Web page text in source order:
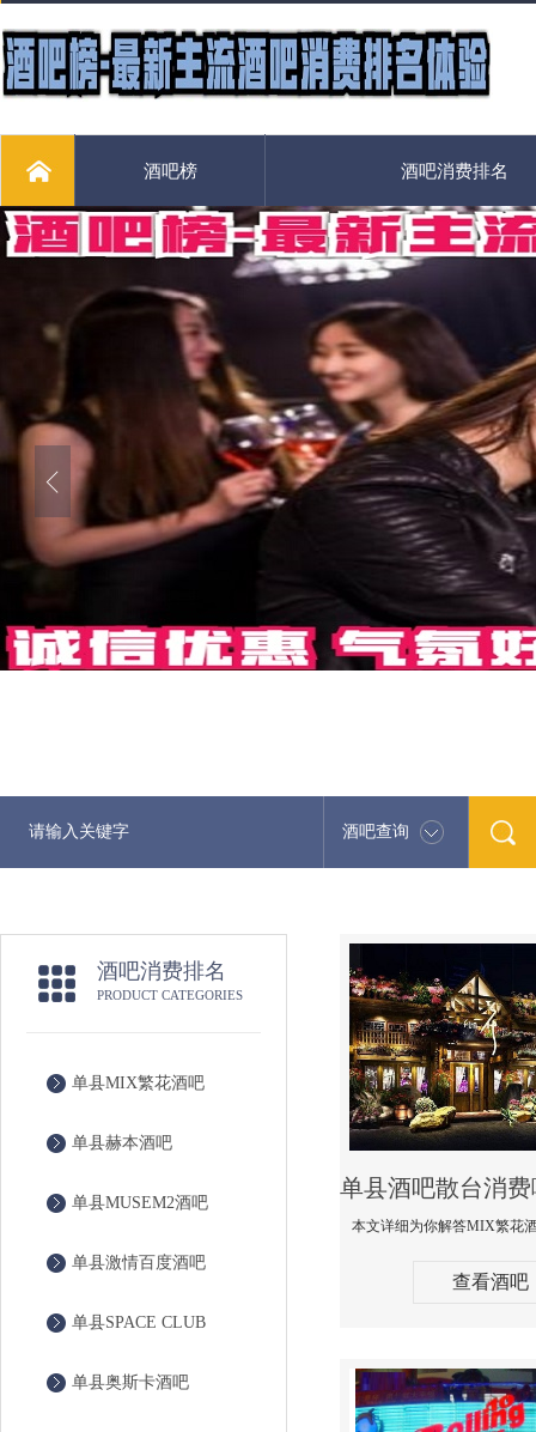
酒吧榜 酒吧消费排名
酒吧查询 最新酒
酒吧消费排名
PRODUCT CATEGORIES
单县MIX繁花酒吧
单县赫本酒吧
单县MUSEM2酒吧
单县激情百度酒吧
单县SPACE CLUB
单县奥斯卡酒吧
查看酒吧